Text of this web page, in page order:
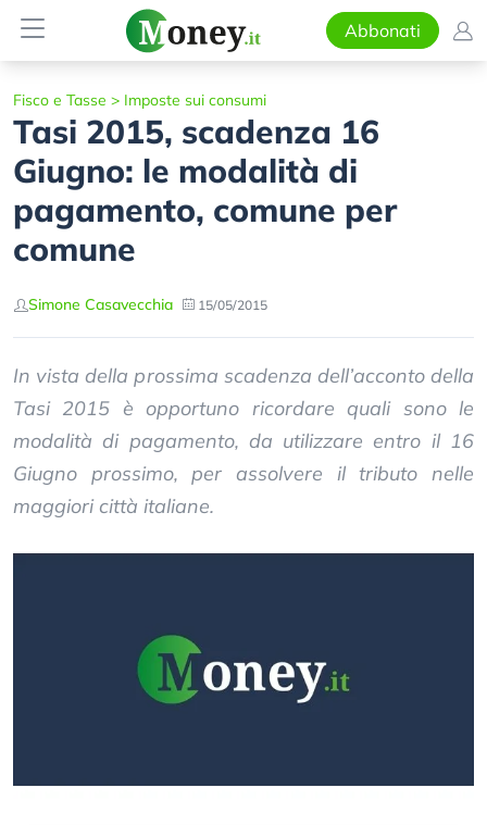
Abbonati
Fisco e Tasse > Imposte sui consumi
Tasi 2015, scadenza 16
Giugno: le modalità di
pagamento, comune per
comune
Simone Casavecchia 15/05/2015
In vista della prossima scadenza dell’acconto della
Tasi 2015 è opportuno ricordare quali sono le
modalità di pagamento, da utilizzare entro il 16
Giugno prossimo, per assolvere il tributo nelle
maggiori città italiane.